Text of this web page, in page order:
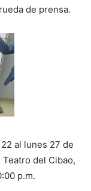
de prensa.
al lunes 27 de
del Cibao,
p.m.